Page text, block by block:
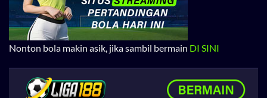
Nonton bola makin asik, jika sambil bermain DI SINI